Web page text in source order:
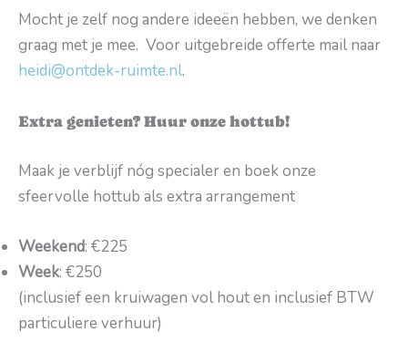
Mocht je zelf nog andere ideeën hebben, we denken
graag met je mee. Voor uitgebreide offerte mail naar
heidi@ontdek-ruimte.nl.
Extra genieten? Huur onze hottub!
Maak je verblijf nóg specialer en boek onze
sfeervolle hottub als extra arrangement
Weekend: €225
Week: €250
(inclusief een kruiwagen vol hout en inclusief BTW
particuliere verhuur)